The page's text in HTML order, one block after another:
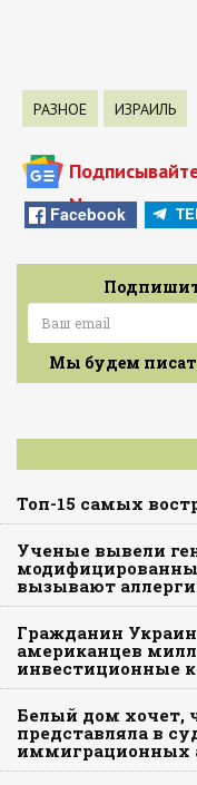
РАЗНОЕ ИЗРАИЛЬ
News
Facebook
Мы будем
Топ-15 самых
Ученые вывели
вызывают
Гражданин
американцев
инвестиционные
Белый дом хочет,
представляла в
иммиграционных